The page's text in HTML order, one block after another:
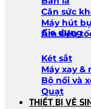
Cân sức
Máy hút
Ấm siêu
Gia dụng
Két sắt
Máy xay &
Bộ nồi và
Quạt
THIẾT BỊ VỆ